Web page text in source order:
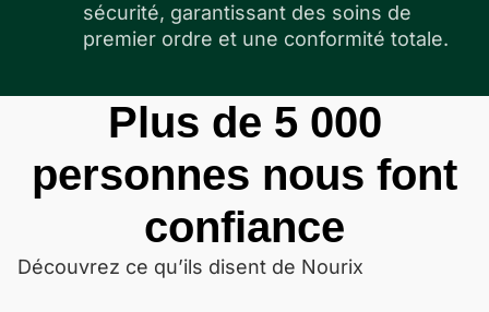
sécurité, garantissant des soins de
premier ordre et une conformité totale.
Plus de 5 000
personnes nous font
confiance
Découvrez ce qu’ils disent de Nourix